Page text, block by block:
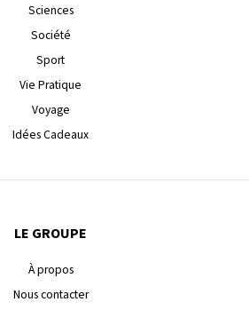
Sciences
Société
Sport
Vie Pratique
Voyage
Idées Cadeaux
LE GROUPE
À propos
Nous contacter